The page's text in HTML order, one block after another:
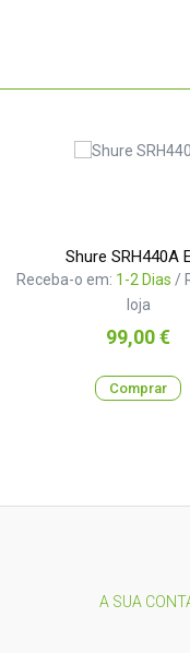
Shure SRH440A
Receba-o em: 1-2 Dias /
loja
Preço
99,00 €
Comprar
A SUA